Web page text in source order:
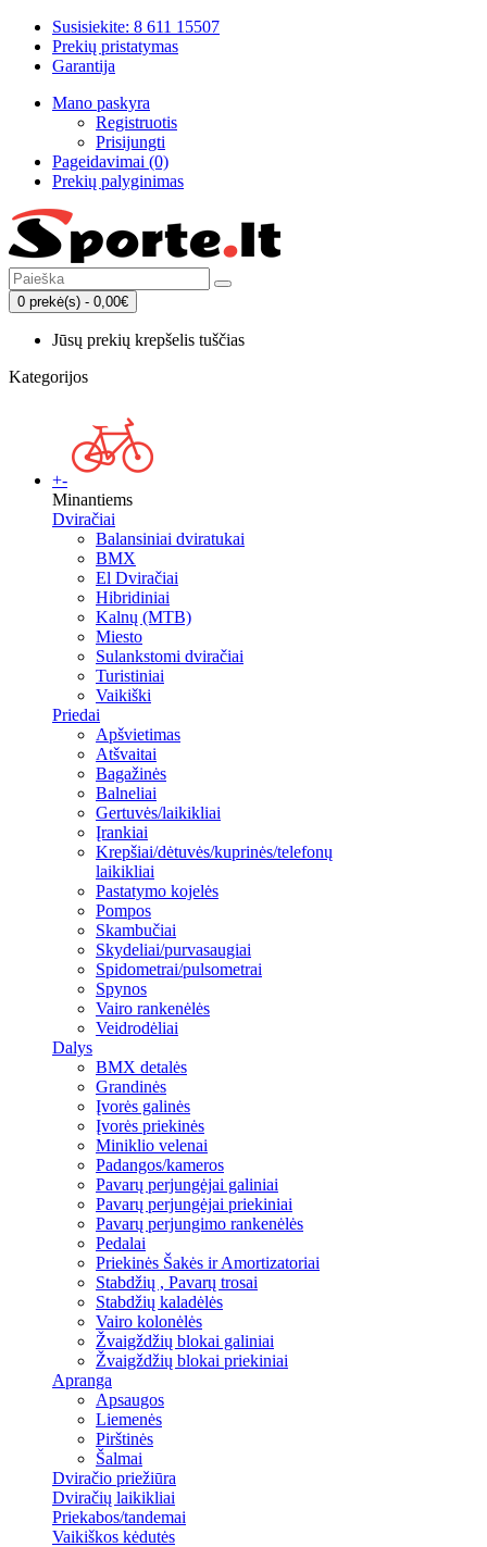
Susisiekite: 8 611 15507
Prekių pristatymas
Garantija
Mano paskyra
Registruotis
Prisijungti
Pageidavimai (0)
Prekių palyginimas
0 prekė(s) - 0,00€
Jūsų prekių krepšelis tuščias
Kategorijos
+-
Minantiems
Dviračiai
Balansiniai dviratukai
BMX
El Dviračiai
Hibridiniai
Kalnų (MTB)
Miesto
Sulankstomi dviračiai
Turistiniai
Vaikiški
Priedai
Apšvietimas
Atšvaitai
Bagažinės
Balneliai
Gertuvės/laikikliai
Įrankiai
Krepšiai/dėtuvės/kuprinės/telefonų
laikikliai
Pastatymo kojelės
Pompos
Skambučiai
Skydeliai/purvasaugiai
Spidometrai/pulsometrai
Spynos
Vairo rankenėlės
Veidrodėliai
Dalys
BMX detalės
Grandinės
Įvorės galinės
Įvorės priekinės
Miniklio velenai
Padangos/kameros
Pavarų perjungėjai galiniai
Pavarų perjungėjai priekiniai
Pavarų perjungimo rankenėlės
Pedalai
Priekinės Šakės ir Amortizatoriai
Stabdžių , Pavarų trosai
Stabdžių kaladėlės
Vairo kolonėlės
Žvaigždžių blokai galiniai
Žvaigždžių blokai priekiniai
Apranga
Apsaugos
Liemenės
Pirštinės
Šalmai
Dviračio priežiūra
Dviračių laikikliai
Priekabos/tandemai
Vaikiškos kėdutės